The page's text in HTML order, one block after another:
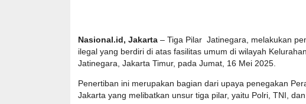
Nasional.id, Jakarta – Tiga Pilar Jatinegara, melakukan
ilegal yang berdiri di atas fasilitas umum di wilayah
Jatinegara, Jakarta Timur, pada Jumat, 16 Mei 2025.
Penertiban ini merupakan bagian dari upaya penegakan
Jakarta yang melibatkan unsur tiga pilar, yaitu Polri, TNI,